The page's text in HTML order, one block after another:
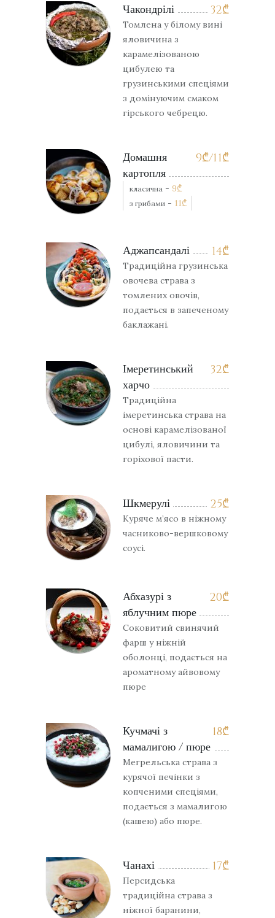
32₾
Чакондрілі
Томлена у білому вині
яловичина з
карамелізованою
цибулею та
грузинськими спеціями
з домінуючим смаком
гірського чебрецю.
9₾/11₾
Домашня
картопля
класична - 9₾
з грибами - 11₾
14₾
Аджапсандалі
Традиційна грузинська
овочева страва з
томлених овочів,
подається в запеченому
баклажані.
32₾
Імеретинський
харчо
Традиційна
імеретинська страва на
основі карамелізованої
цибулі, яловичини та
горіхової пасти.
25₾
Шкмерулі
Куряче м’ясо в ніжному
часниково-вершковому
соусі.
20₾
Абхазурі з
яблучним пюре
Соковитий свинячий
фарш у ніжній
оболонці, подається на
ароматному айвовому
пюре
18₾
Кучмачі з
мамалигою / пюре
Мегрельська страва з
курячої печінки з
копченими спеціями,
подається з мамалигою
(кашею) або пюре.
17₾
Чанахі
Персидська
традиційна страва з
ніжної баранини,